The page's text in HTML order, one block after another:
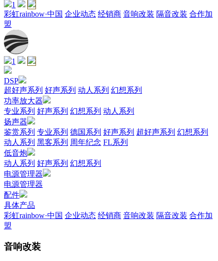
1
彩虹rainbow·中国 企业动态 经销商 音响改装 隔音改装 合作加
盟
1
DSP
超好声系列 好声系列 动人系列 幻想系列
功率放大器
专业系列 好声系列 幻想系列 动人系列
扬声器
鉴赏系列 专业系列 德国系列 好声系列 超好声系列 幻想系列
动人系列 黑客系列 周年纪念 FL系列
低音炮
动人系列 好声系列 幻想系列
电源管理器
电源管理器
配件
具体产品
彩虹rainbow·中国 企业动态 经销商 音响改装 隔音改装 合作加
盟
音响改装